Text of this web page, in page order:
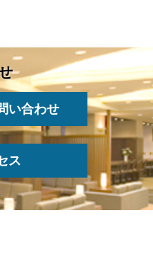
い合わせ
ス